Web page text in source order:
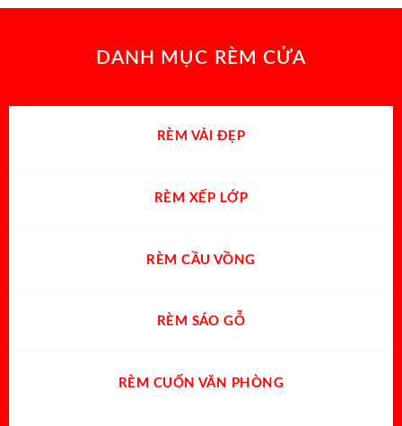
DANH MỤC RÈM CỬA
RÈM VẢI ĐẸP
RÈM XẾP LỚP
RÈM CẦU VỒNG
RÈM SÁO GỖ
RÈM CUỐN VĂN PHÒNG